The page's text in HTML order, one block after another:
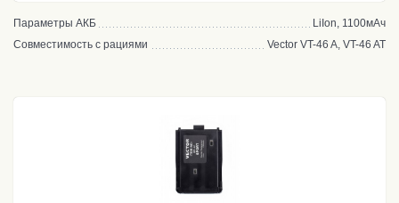
Параметры АКБ
LiIon, 1100мАч
Совместимость с рациями
Vector VT-46 A, VT-46 AT